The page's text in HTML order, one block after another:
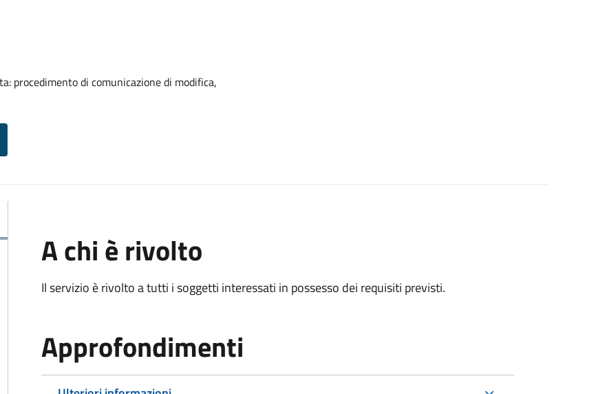
procedimento di comunicazione di modifica,
A chi è rivolto
Il servizio è rivolto a tutti i soggetti interessati in possesso dei requisiti previsti.
Approfondimenti